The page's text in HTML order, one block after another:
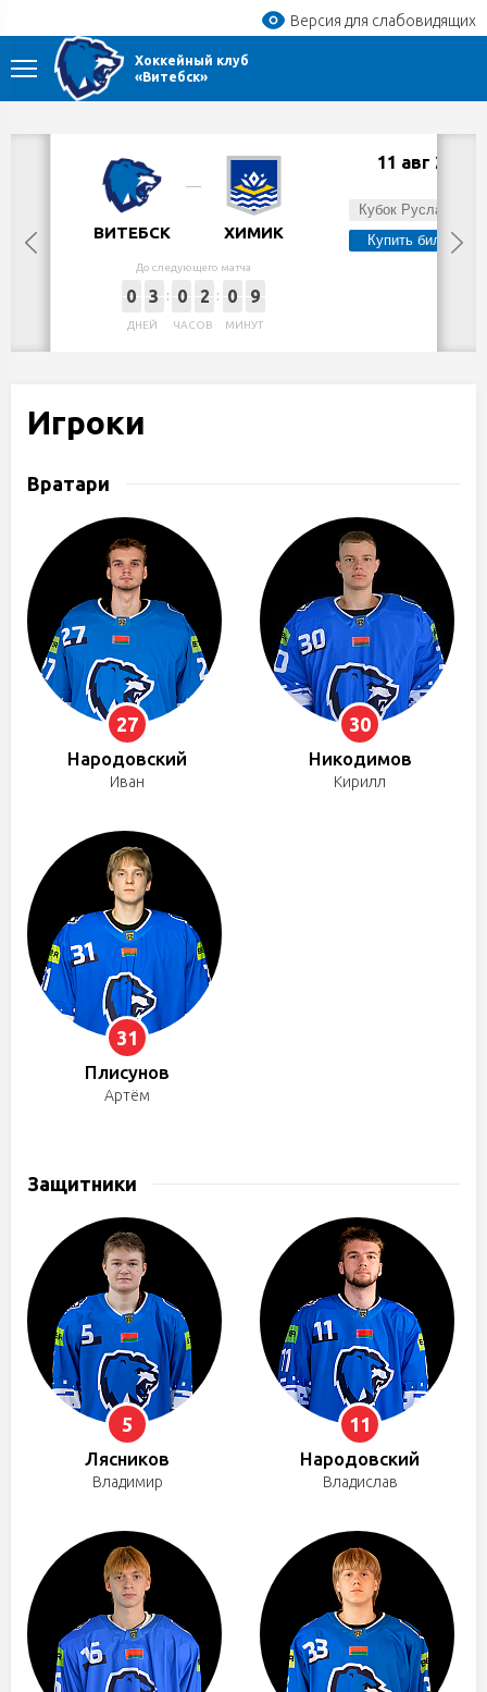
Версия для слабовидящих
Хоккейный клуб
«Витебск»
ВИТЕБСК ХИМИК
До следующего матча
0 3
ДНЕЙ
0 2
ЧАСОВ
0 9
МИНУТ
11 авг 2026
Купить билет
Игроки
Вратари
27
Народовский
Иван
30
Никодимов
Кирилл
31
Плисунов
Артём
Защитники
5
Лясников
Владимир
11
Народовский
Владислав